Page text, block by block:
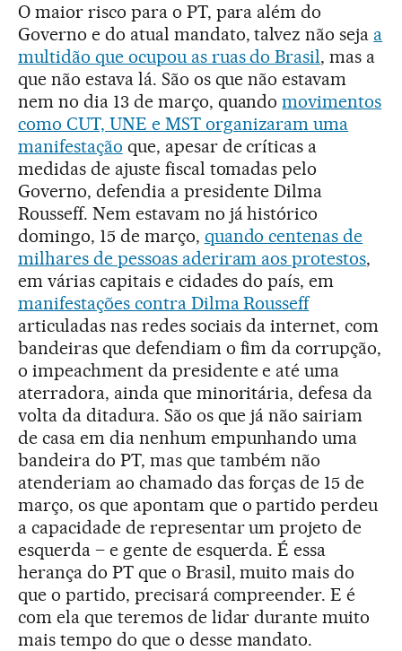
O maior risco para o PT, para além do
Governo e do atual mandato, talvez não seja a
multidão que ocupou as ruas do Brasil, mas a
que não estava lá. São os que não estavam
nem no dia 13 de março, quandomovimentos
como CUT, UNE e MST organizaram uma
manifestação que, apesar de críticas a
medidas de ajuste fiscal tomadas pelo
Governo, defendia a presidente Dilma
Rousseff. Nem estavam no já histórico
domingo, 15 de março, quando centenas de
milhares de pessoas aderiram aos protestos,
em várias capitais e cidades do país, em
manifestações contra Dilma Rousseff
articuladas nas redes sociais da internet, com
bandeiras que defendiam o fim da corrupção,
o impeachment da presidente e até uma
aterradora, ainda que minoritária, defesa da
volta da ditadura. São os que já não sairiam
de casa em dia nenhum empunhando uma
bandeira do PT, mas que também não
atenderiam ao chamado das forças de 15 de
março, os que apontam que o partido perdeu
a capacidade de representar um projeto de
esquerda – e gente de esquerda. É essa
herança do PT que o Brasil, muito mais do
que o partido, precisará compreender. E é
com ela que teremos de lidar durante muito
mais tempo do que o desse mandato.